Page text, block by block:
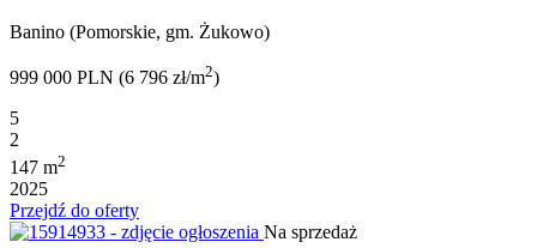
Banino (Pomorskie, gm. Żukowo)
999 000 PLN (6 796 zł/m2)
5
2
147 m2
2025
Przejdź do oferty
Na sprzedaż